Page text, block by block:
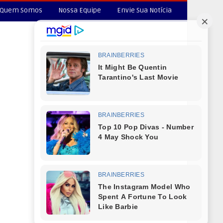
Quem Somos Nossa Equipe Envie Sua Notícia